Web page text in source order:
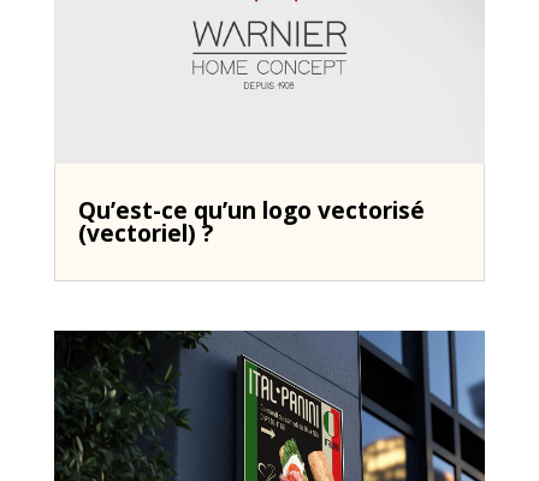
Qu’est-ce qu’un logo vectorisé
(vectoriel) ?